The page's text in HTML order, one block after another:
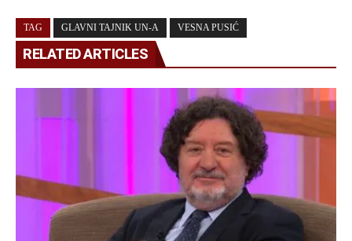
TAG GLAVNI TAJNIK UN-A VESNA PUSIĆ
RELATED ARTICLES